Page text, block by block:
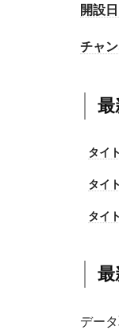
開設日
チャ
タイ
タイ
タイ
最
デー